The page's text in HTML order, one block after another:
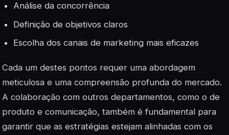
Análise da concorrência
Definição de objetivos claros
Escolha dos canais de marketing mais eficazes
Cada um destes pontos requer uma abordagem
meticulosa e uma compreensão profunda do mercado.
A colaboração com outros departamentos, como o de
produto e comunicação, também é fundamental para
garantir que as estratégias estejam alinhadas com os